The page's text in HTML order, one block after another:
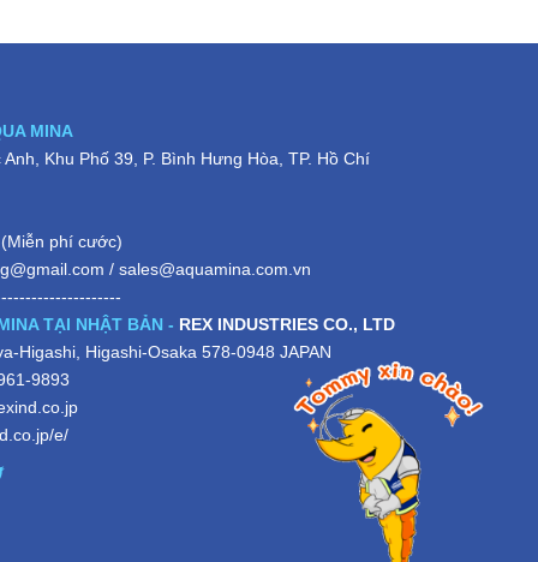
MINA
Khu Phố 39, P. Bình Hưng Hòa, TP. Hồ Chí
phí cước)
/ sales@aquamina.com.vn
TẠI NHẬT BẢN - REX INDUSTRIES CO., LTD
Higashi, Higashi-Osaka 578-0948 JAPAN
9893
e/